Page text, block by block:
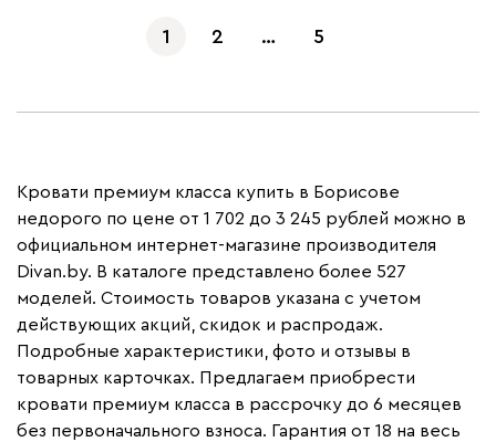
1 2 … 5
Кровати премиум класса купить в Борисове
недорого по цене от 1 702 до 3 245 рублей можно в
официальном интернет-магазине производителя
Divan.by. В каталоге представлено более 527
моделей. Стоимость товаров указана с учетом
действующих акций, скидок и распродаж.
Подробные характеристики, фото и отзывы в
товарных карточках. Предлагаем приобрести
кровати премиум класса в рассрочку до 6 месяцев
без первоначального взноса. Гарантия от 18 на весь